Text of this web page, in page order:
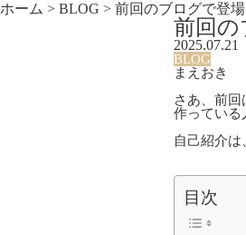
ホーム > BLOG > 前回のブログで登
前回
2025.07.21
BLOG
まえおき
さあ、前
作っている
自己紹介
目次